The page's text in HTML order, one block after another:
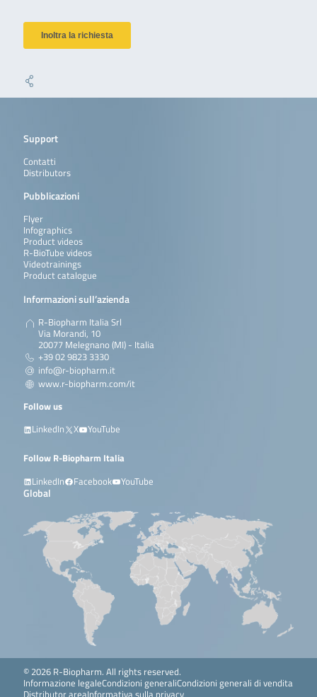
Support
Contatti
Distributors
Pubblicazioni
Flyer
Infographics
Product videos
R-BioTube videos
Videotrainings
Product catalogue
Informazioni sull’azienda
R-Biopharm Italia Srl
Via Morandi, 10
20077 Melegnano (MI) - Italia
+39 02 9823 3330
info@r-biopharm.it
www.r-biopharm.com/it
Follow us
LinkedIn
X YouTube
Follow R-Biopharm Italia
LinkedIn
Facebook YouTube
Global
© 2026 R-Biopharm. All rights reserved.
Informazione legaleCondizioni generaliCondizioni generali di vendita
Distributor areaInformativa sulla privacy